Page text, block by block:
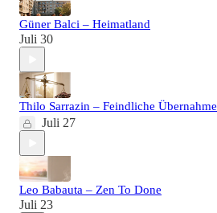
Güner Balci – Heimatland
Juli 30
Thilo Sarrazin – Feindliche Übernahme
Juli 27
Leo Babauta – Zen To Done
Juli 23